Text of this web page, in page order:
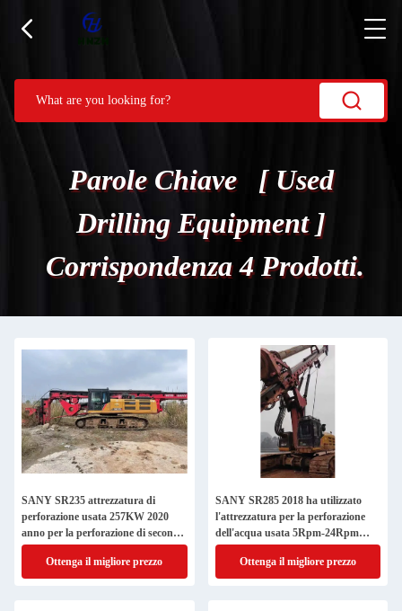
Parole Chiave [ Used
Drilling Equipment ]
Corrispondenza 4 Prodotti.
SANY SR235 attrezzatura di
perforazione usata 257KW 2020
anno per la perforazione di seconda
mano
Ottenga il migliore prezzo
SANY SR285 2018 ha utilizzato
l'attrezzatura per la perforazione
dell'acqua usata 5Rpm-24Rpm
dell'impianto di perforazione della
perforazione a rotazione
Ottenga il migliore prezzo